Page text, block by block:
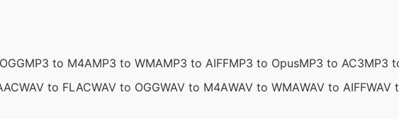
MP3 to M4AMP3 to WMAMP3 to AIFFMP3 to OpusMP3 to AC3MP3
WAV to FLACWAV to OGGWAV to M4AWAV to WMAWAV to AIFFWAV